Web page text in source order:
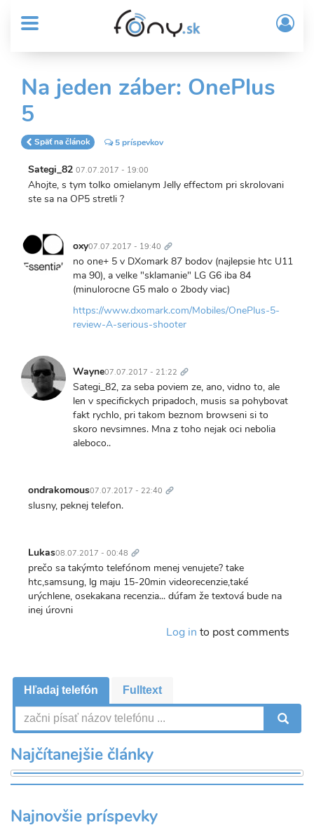
obsah
MENU
Sub
Header
menu
User
account
menu
/
Na jeden záber: OnePlus
5
Späť na článok 5 príspevkov
Sategi_82 07.07.2017 - 19:00
Ahojte, s tym tolko omielanym Jelly effectom pri skrolovani
ste sa na OP5 stretli ?
oxy07.07.2017 - 19:40 odkaz
no one+ 5 v DXomark 87 bodov (najlepsie htc U11
ma 90), a velke "sklamanie" LG G6 iba 84
(minulorocne G5 malo o 2body viac)
https://www.dxomark.com/Mobiles/OnePlus-5-
review-A-serious-shooter
Wayne07.07.2017 - 21:22 odkaz
Sategi_82, za seba poviem ze, ano, vidno to, ale
len v specifickych pripadoch, musis sa pohybovat
fakt rychlo, pri takom beznom browseni si to
skoro nevsimnes. Mna z toho nejak oci nebolia
aleboco..
ondrakomous07.07.2017 - 22:40 odkaz
slusny, peknej telefon.
Lukas08.07.2017 - 00:48 odkaz
prečo sa takýmto telefónom menej venujete? take
htc,samsung, lg maju 15-20min videorecenzie,také
urýchlene, osekakana recenzia... dúfam že textová bude na
inej úrovni
Log in to post comments
Hľadaj telefón Fulltext
Najčítanejšie články
Najnovšie príspevky